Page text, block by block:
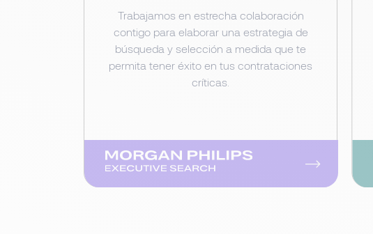
Trabajamos en estrecha colaboración
contigo para elaborar una estrategia de
búsqueda y selección a medida que te
permita tener éxito en tus contrataciones
críticas.